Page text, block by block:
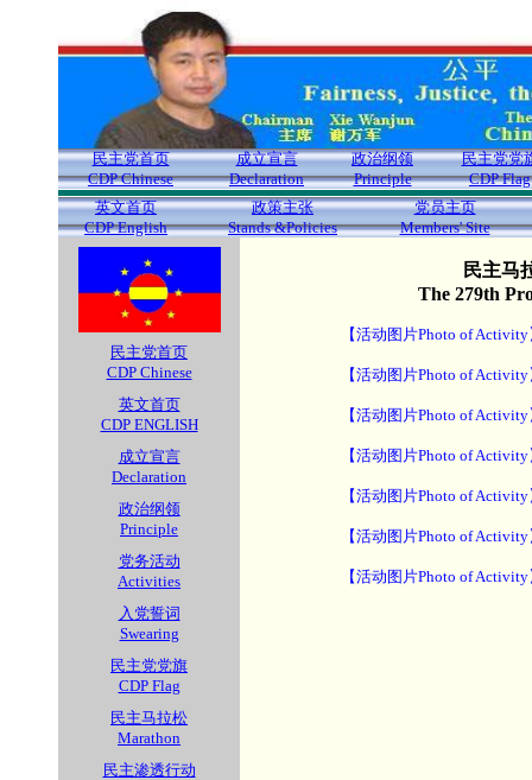
民主党首页
CDP Chinese
成立宣言
Declaration
政治纲领
Principle
民主党党
CDP Flag
英文首页
CDP English
政策主张
Stands &Policies
党员主页
Members' Site
民主党首页
CDP Chinese
英文首页
CDP ENGLISH
成立宣言
Declaration
政治纲领
Principle
党务活动
Activities
入党誓词
Swearing
民主党党旗
CDP Flag
民主马拉松
Marathon
民主渗透行动
民主马
The 279th
【活动图片Photo of Activity
【活动图片Photo of Activity
【活动图片Photo of Activity
【活动图片Photo of Activity
【活动图片Photo of Activity
【活动图片Photo of Activity
【活动图片Photo of Activity